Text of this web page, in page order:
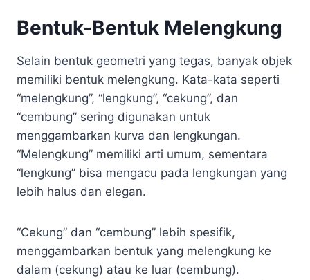
Bentuk-Bentuk Melengkung
Selain bentuk geometri yang tegas, banyak objek
memiliki bentuk melengkung. Kata-kata seperti
“melengkung”, “lengkung”, “cekung”, dan
“cembung” sering digunakan untuk
menggambarkan kurva dan lengkungan.
“Melengkung” memiliki arti umum, sementara
“lengkung” bisa mengacu pada lengkungan yang
lebih halus dan elegan.
“Cekung” dan “cembung” lebih spesifik,
menggambarkan bentuk yang melengkung ke
dalam (cekung) atau ke luar (cembung).